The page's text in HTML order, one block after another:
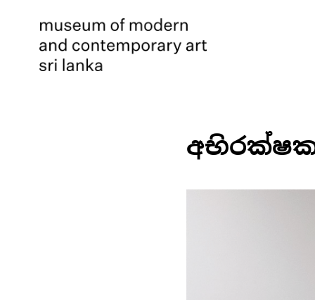
අභිරක්ෂක